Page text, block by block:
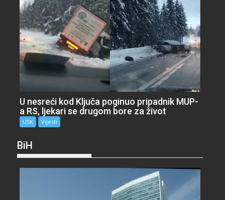
U nesreći kod Ključa poginuo pripadnik MUP-
a RS, ljekari se drugom bore za život
USK Vijesti
BiH